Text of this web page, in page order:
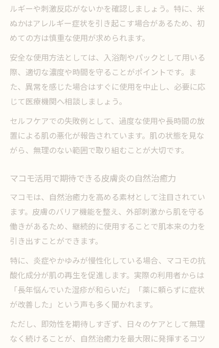
米ぬかの保湿作用が炎症を抑える理由と根
拠
マコモが持つ抗炎症成分と皮膚への働き
米ぬかアトピー悪化のリスクと安全な使い
方
米ぬかとマコモでかぶれを早く治すセルフ
ケア法
成分解説から始める安全な自然療法の選び方
米ぬかとマコモの主成分が皮膚に与える効
果
ガイド
ぬか皮膚炎改善に役立つマコモの成分比較
米ぬかアレルギー症状を避ける成分の見極
め方
安全な自然療法のための成分表示チェック
法
ルギーや刺激反応がないかを確認しましょう。特に、米
ぬかはアレルギー症状を引き起こす場合があるため、初
めての方は慎重な使用が求められます。
安全な使用方法としては、入浴剤やパックとして用いる
際、適切な濃度や時間を守ることがポイントです。ま
た、異常を感じた場合はすぐに使用を中止し、必要に応
じて医療機関へ相談しましょう。
セルフケアでの失敗例として、過度な使用や長時間の放
置による肌の悪化が報告されています。肌の状態を見な
がら、無理のない範囲で取り組むことが大切です。
マコモ活用で期待できる皮膚炎の自然治癒力
マコモは、自然治癒力を高める素材として注目されてい
ます。皮膚のバリア機能を整え、外部刺激から肌を守る
働きがあるため、継続的に使用することで肌本来の力を
引き出すことができます。
特に、炎症やかゆみが慢性化している場合、マコモの抗
酸化成分が肌の再生を促進します。実際の利用者からは
「長年悩んでいた湿疹が和らいだ」「薬に頼らずに症状
が改善した」という声も多く聞かれます。
ただし、即効性を期待しすぎず、日々のケアとして無理
なく続けることが、自然治癒力を最大限に発揮するコツ